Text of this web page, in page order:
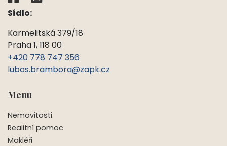
Sídlo:
Karmelitská 379/18
Praha 1, 118 00
+420 778 747 356
lubos.brambora@zapk.cz
Menu
Nemovitosti
Realitní pomoc
Makléři